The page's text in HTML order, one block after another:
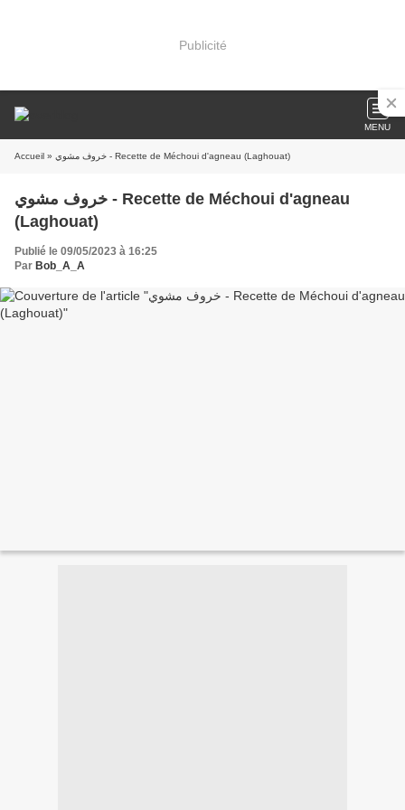
Publicité
MENU
Accueil » خروف مشوي - Recette de Méchoui d'agneau (Laghouat)
خروف مشوي - Recette de Méchoui d'agneau
(Laghouat)
Publié le 09/05/2023 à 16:25
Par Bob_A_A